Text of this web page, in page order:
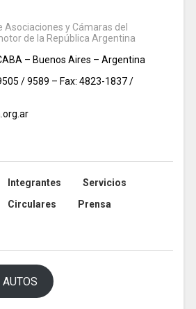
Asociaciones y Cámaras del
de la República Argentina
– Buenos Aires – Argentina
/ 9589 – Fax: 4823-1837 /
Integrantes
Servicios
Circulares Prensa